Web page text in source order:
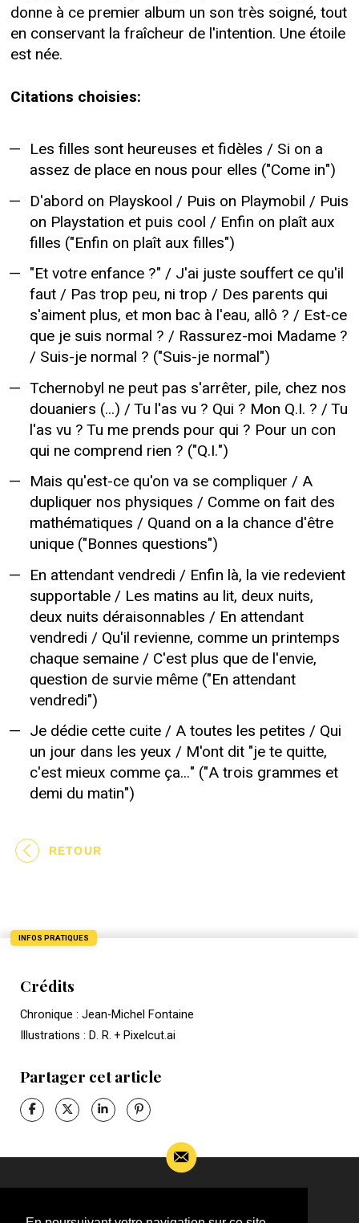
donne à ce premier album un son très soigné, tout
en conservant la fraîcheur de l'intention. Une étoile
est née.
Citations choisies:
Les filles sont heureuses et fidèles / Si on a
assez de place en nous pour elles ("Come in")
D'abord on Playskool / Puis on Playmobil / Puis
on Playstation et puis cool / Enfin on plaît aux
filles ("Enfin on plaît aux filles")
"Et votre enfance ?" / J'ai juste souffert ce qu'il
faut / Pas trop peu, ni trop / Des parents qui
s'aiment plus, et mon bac à l'eau, allô ? / Est-ce
que je suis normal ? / Rassurez-moi Madame ?
/ Suis-je normal ? ("Suis-je normal")
Tchernobyl ne peut pas s'arrêter, pile, chez nos
douaniers (...) / Tu l'as vu ? Qui ? Mon Q.I. ? / Tu
l'as vu ? Tu me prends pour qui ? Pour un con
qui ne comprend rien ? ("Q.I.")
Mais qu'est-ce qu'on va se compliquer / A
dupliquer nos physiques / Comme on fait des
mathématiques / Quand on a la chance d'être
unique ("Bonnes questions")
En attendant vendredi / Enfin là, la vie redevient
supportable / Les matins au lit, deux nuits,
deux nuits déraisonnables / En attendant
vendredi / Qu'il revienne, comme un printemps
chaque semaine / C'est plus que de l'envie,
question de survie même ("En attendant
vendredi")
Je dédie cette cuite / A toutes les petites / Qui
un jour dans les yeux / M'ont dit "je te quitte,
c'est mieux comme ça..." ("A trois grammes et
demi du matin")
RETOUR
INFOS PRATIQUES
Crédits
Chronique : Jean-Michel Fontaine
Illustrations : D. R. + Pixelcut.ai
Partager cet article
complémentaires sur l’actualité de Jean-Jacques